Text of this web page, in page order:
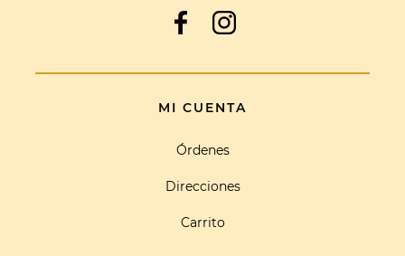
MI CUENTA
Órdenes
Direcciones
Carrito